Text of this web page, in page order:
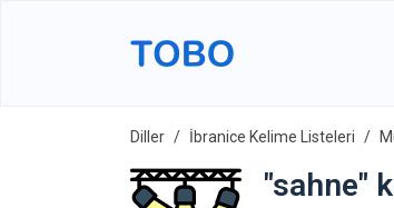
Diller İbranice Kelime Listeleri
"sahne"